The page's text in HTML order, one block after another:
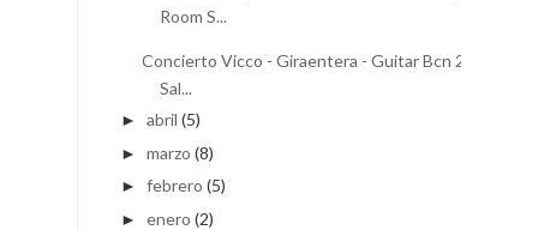
Room S...
Concierto Vicco - Giraentera - Guitar Bcn 24 -
Sal...
► abril (5)
► marzo (8)
► febrero (5)
► enero (2)